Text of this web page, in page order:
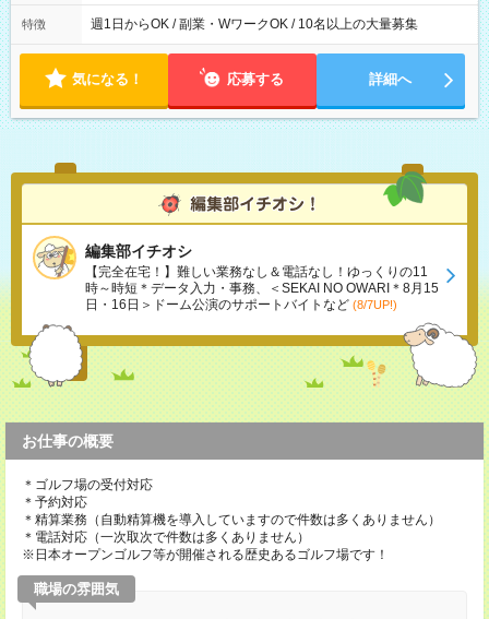
特徴 週1日からOK / 副業・WワークOK / 10名以上の大量募集
気になる！ 応募する 詳細へ
編集部イチオシ
【完全在宅！】難しい業務なし＆電話なし！ゆっくりの11
時～時短＊データ入力・事務、＜SEKAI NO OWARI＊8月15
日・16日＞ドーム公演のサポートバイトなど (8/7UP!)
お仕事の概要
＊ゴルフ場の受付対応
＊予約対応
＊精算業務（自動精算機を導入していますので件数は多くありません）
＊電話対応（一次取次で件数は多くありません）
※日本オープンゴルフ等が開催される歴史あるゴルフ場です！
職場の雰囲気